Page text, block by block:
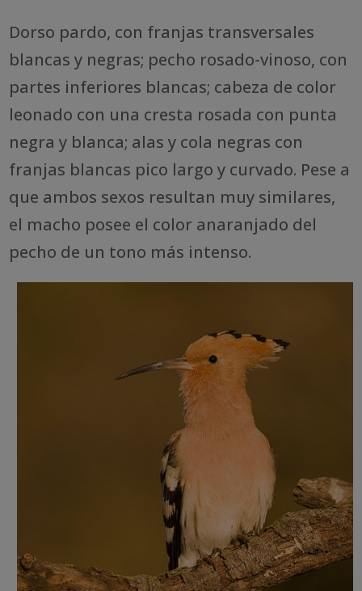
Dorso pardo, con franjas transversales
blancas y negras; pecho rosado-vinoso, con
partes inferiores blancas; cabeza de color
leonado con una cresta rosada con punta
negra y blanca; alas y cola negras con
franjas blancas pico largo y curvado. Pese a
que ambos sexos resultan muy similares,
el macho posee el color anaranjado del
pecho de un tono más intenso.